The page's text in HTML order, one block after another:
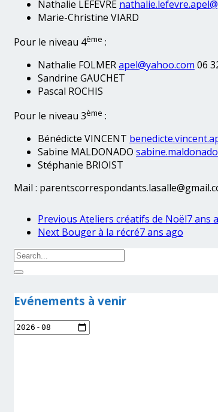
Nathalie LEFEVRE
Marie-Christine VIARD
Pour le niveau 4ème :
Nathalie FOLMERapel@yahoo.com 06
Sandrine GAUCHET
Pascal ROCHIS
Pour le niveau 3ème :
Bénédicte VINCENT
Sabine MALDONADO
Stéphanie BRIOIST
Mail :
Previous Ateliers créatifs de Noël7 ans
Next Bouger à la récré7 ans ago
Evénements à venir